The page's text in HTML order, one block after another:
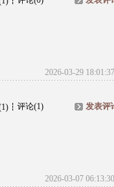
2026-03-29 18:01:37
评论(1) 发表评
2026-03-07 06:13:30